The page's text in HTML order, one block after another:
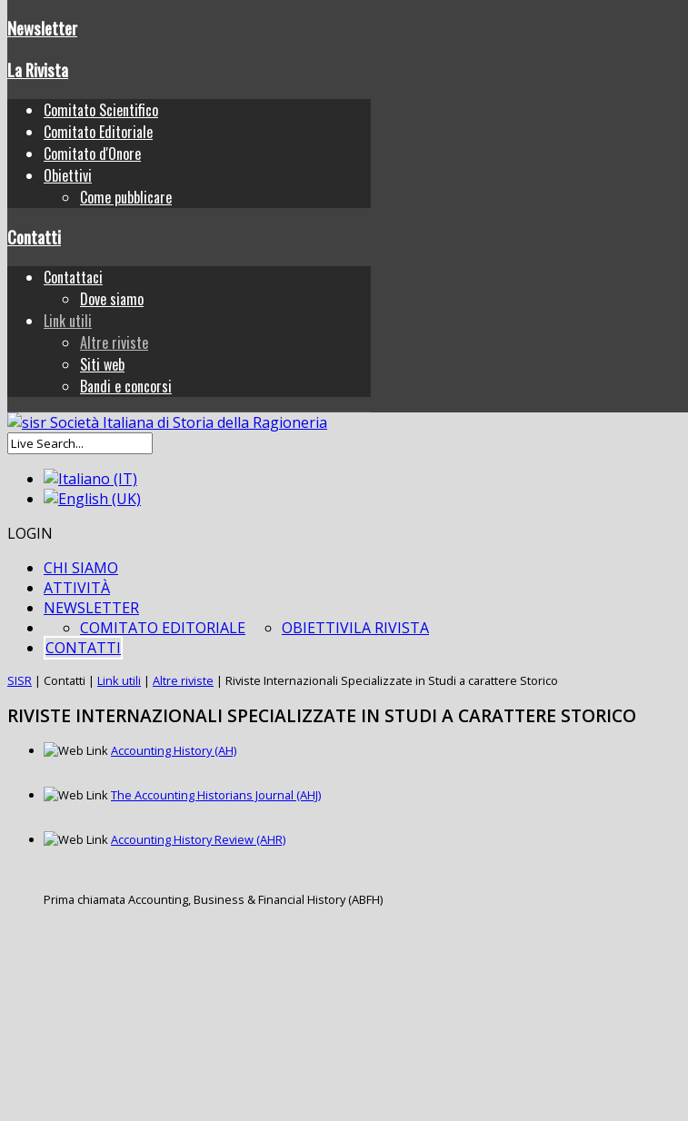
Newsletter
La Rivista
Comitato Scientifico
Comitato Editoriale
Comitato d'Onore
Obiettivi
Come pubblicare
Contatti
Contattaci
Dove siamo
Link utili
Altre riviste
Siti web
Bandi e concorsi
LOGIN
CHI SIAMO
ATTIVITÀ
NEWSLETTER
LA RIVISTA
COMITATO EDITORIALE
OBIETTIVI
CONTATTI
SISR | Contatti | Link utili | Altre riviste | Riviste Internazionali Specializzate in Studi a carattere Storico
RIVISTE INTERNAZIONALI SPECIALIZZATE IN STUDI A CARATTERE STORICO
Accounting History (AH)
The Accounting Historians Journal (AHJ)
Accounting History Review (AHR)
Prima chiamata Accounting, Business & Financial History (ABFH)